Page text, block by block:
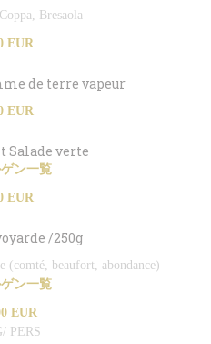
Bresaola
EUR
de terre vapeur
EUR
Salade verte
ン一覧
EUR
/250g
(comté, beaufort, abondance)
ン一覧
EUR
PERS